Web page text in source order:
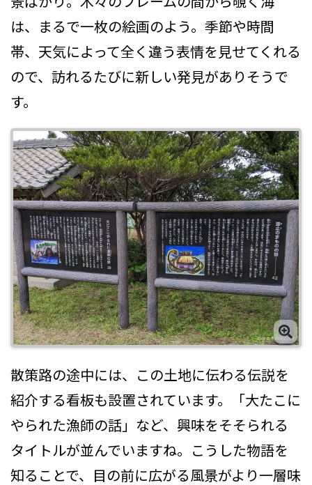
は、まるで一枚の絵画のよう。季節や時間
帯、天気によって全く違う表情を見せてくれる
ので、訪れるたびに新しい発見がありそうで
す。
散策路の途中には、この土地に伝わる伝説を
紹介する看板も設置されています。「大たこに
やられた漁師の話」など、興味をそそられる
タイトルが並んでいますね。こうした物語を
知ることで、目の前に広がる風景がより一層味